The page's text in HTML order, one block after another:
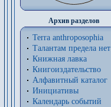
Архив разделов
Terra anthroposophia
Талантам предела нет
Книжная лавка
Книгоиздательство
Алфавитный каталог
Инициативы
Календарь событий